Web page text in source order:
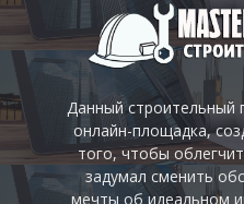
Данный строительный
онлайн-площадка,
того, чтобы
задумал сменить
мечты об идеальном